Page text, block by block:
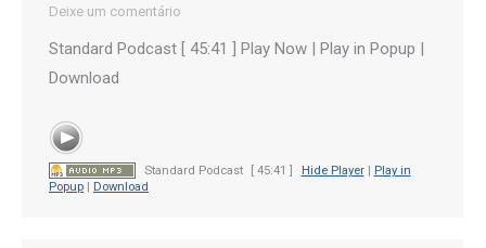
Deixe um comentário
Standard Podcast [ 45:41 ] Play Now | Play in Popup |
Download
Standard Podcast [ 45:41 ] Hide Player| Play in
Popup
Download